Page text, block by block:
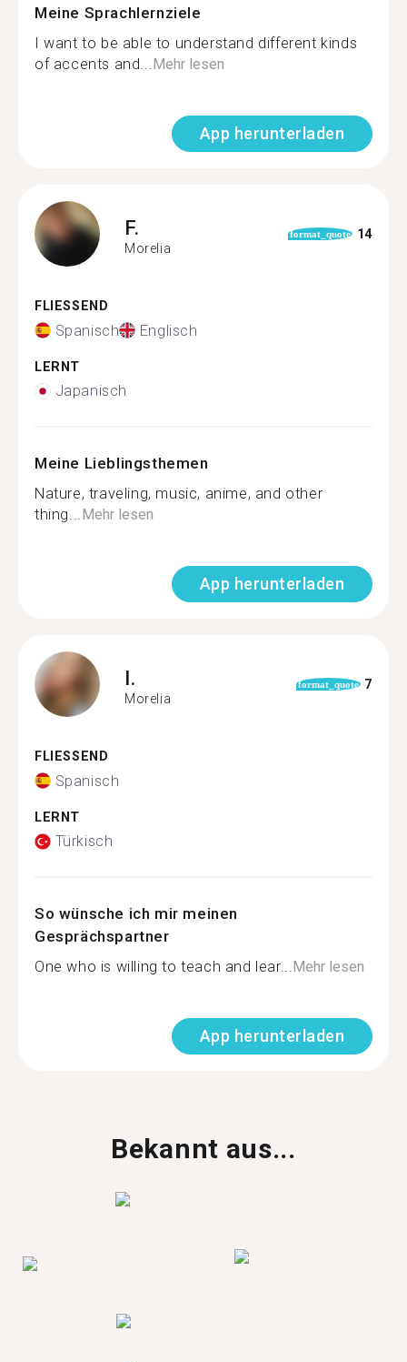
Meine Sprachlernziele
I want to be able to understand different kinds
of accents and...Mehr lesen
App herunterladen
F.
Morelia
format_quote 14
FLIESSEND
Spanisch Englisch
LERNT
Japanisch
Meine Lieblingsthemen
Nature, traveling, music, anime, and other
thing...Mehr lesen
App herunterladen
I.
Morelia
format_quote 7
FLIESSEND
Spanisch
LERNT
Türkisch
So wünsche ich mir meinen
Gesprächspartner
One who is willing to teach and lear...Mehr lesen
App herunterladen
Bekannt aus...